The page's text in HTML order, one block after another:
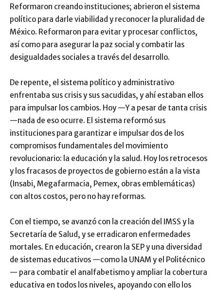
Reformaron creando instituciones; abrieron el sistema
político para darle viabilidad y reconocer la pluralidad de
México. Reformaron para evitar y procesar conflictos,
así como para asegurar la paz social y combatir las
desigualdades sociales a través del desarrollo.
De repente, el sistema político y administrativo
enfrentaba sus crisis y sus sacudidas, y ahí estaban ellos
para impulsar los cambios. Hoy —Y a pesar de tanta crisis
—nada de eso ocurre. El sistema reformó sus
instituciones para garantizar e impulsar dos de los
compromisos fundamentales del movimiento
revolucionario: la educación y la salud. Hoy los retrocesos
y los fracasos de proyectos de gobierno están a la vista
(Insabi, Megafarmacia, Pemex, obras emblemáticas)
con altos costos, pero no hay reformas.
Con el tiempo, se avanzó con la creación del IMSS y la
Secretaría de Salud, y se erradicaron enfermedades
mortales. En educación, crearon la SEP y una diversidad
de sistemas educativos —como la UNAM y el Politécnico
— para combatir el analfabetismo y ampliar la cobertura
educativa en todos los niveles, apoyando con ello los